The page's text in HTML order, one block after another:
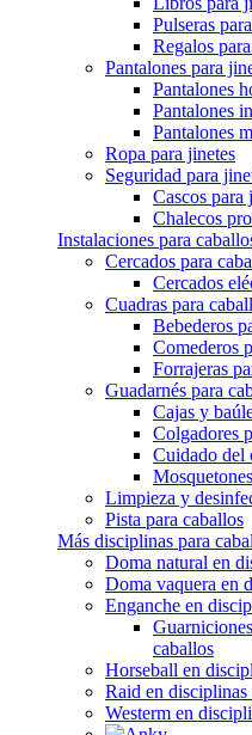
Pulseras
Regalos
Pantalones para
Pantalones
Pantalones
Pantalones
Ropa para jinetes
Seguridad para
Cascos para
Chalecos
Instalaciones para
Cercados para
Cercados
Cuadras para
Bebederos
Comederos
Forrajeras
Guadarnés para
Cajas y
Colgadores
Cuidado del
Limpieza y
Pista para caballos
Más disciplinas para
Doma natural en
Doma vaquera en
Enganche en
caballos
Horseball en
Raid en disciplinas
Westerm en